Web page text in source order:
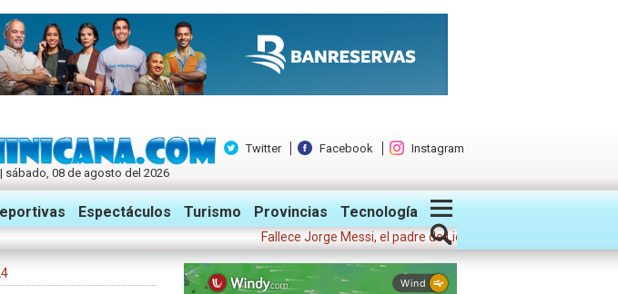
| sábado, 08 de agosto del 2026
Twitter Facebook Instagram
Espectáculos Turismo Provincias Tecnología
Fallece Jorge Messi, el padre de Lionel, representante del futbolista